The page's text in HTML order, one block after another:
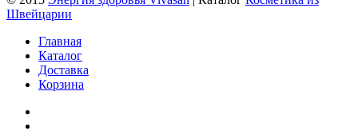
Швейцарии
Главная
Каталог
Доставка
Корзина